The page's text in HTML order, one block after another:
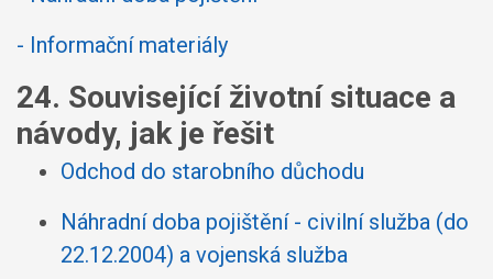
- Informační materiály
24. Související životní situace a
návody, jak je řešit
Odchod do starobního důchodu
Náhradní doba pojištění - civilní služba (do
22.12.2004) a vojenská služba